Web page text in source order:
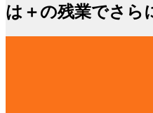
は＋の残業でさ